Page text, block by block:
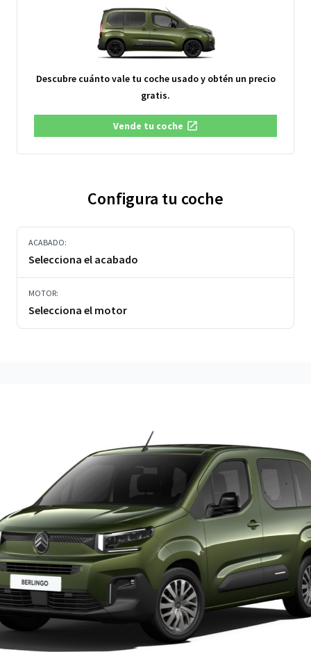
Descubre cuánto vale tu coche usado y obtén un precio
gratis.
Vende tu coche
Configura tu coche
ACABADO:
Selecciona el acabado
MOTOR:
Selecciona el motor